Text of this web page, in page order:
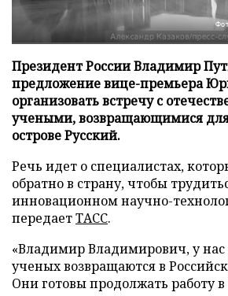
Президент России Владимир
предложение вице-премьера
организовать встречу с
учеными, возвращающимися
острове Русский.
Речь идет о специалистах,
обратно в страну, чтобы
инновационном научно-
передаетТАСС.
«Владимир Владимирович, у
ученых возвращаются в
Они готовы продолжать работу